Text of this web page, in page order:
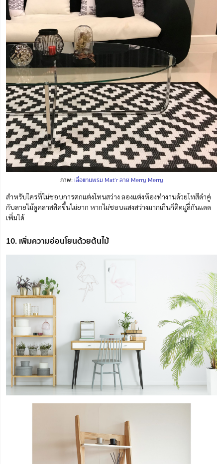
ภาพ: เสื่อแทนพรม Mat’r ลาย Merry Merry
สำหรับใครที่ไม่ชอบการตกแต่งโทนสว่าง ลองแต่งห้องทำงานด้วยโทสีดำคู่
กับลายไม้ดูคลาสสิคขึ้นไม่ยาก หากไม่ชอบแสงสว่างมากเกินก็ติดมู่ลี่กันแดด
เพิ่มได้
10. เพิ่มความอ่อนโยนด้วยต้นไม้